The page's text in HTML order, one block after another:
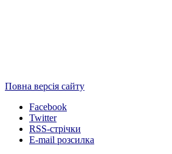
Повна версія сайту
Facebook
Twitter
RSS-стрічки
E-mail розсилка